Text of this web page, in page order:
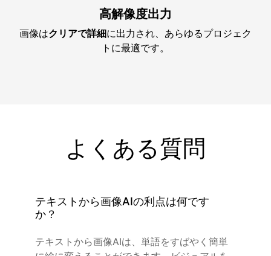
高解像度出力
画像はクリアで詳細に出力され、あらゆるプロジェク
トに最適です。
よくある質問
テキストから画像AIの利点は何です
か？
テキストから画像AIは、単語をすばやく簡単